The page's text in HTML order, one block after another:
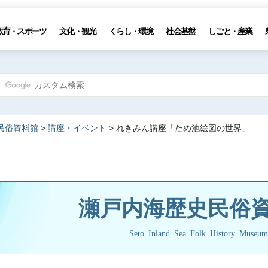
育・スポーツ 文化・観光 くらし・環境 社会基盤 しごと・産業
俗資料館 > 講座・イベント > れきみん講座「ため池絵図の世界」
瀬戸内海歴史民俗
Seto_Inland_Sea_Folk_History_Museum